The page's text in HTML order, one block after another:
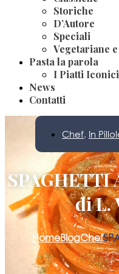
Storiche
D’Autore
Speciali
Vegetariane e
Pasta la parola
I Piatti Iconici
News
Contatti
Chef, In
SPAGHETTI
di L.
HomeBlogChef